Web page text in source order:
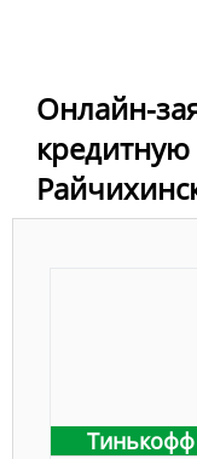
Онлайн-
кредитную
Тинькофф